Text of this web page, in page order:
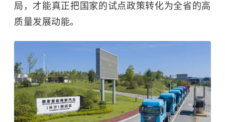
局，才能真正把国家的试点政策转化为全省的高
质量发展动能。